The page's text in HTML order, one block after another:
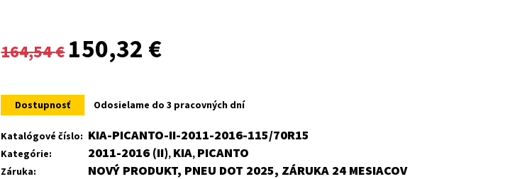
164,54€
Original
was:
164,54 €.
150,32 €
is:
150,32 €.
Dostupnosť Odosielame do 3 pracovných dní
Katalógové číslo: KIA-PICANTO-II-2011-2016-115/70R15
Kategórie: 2011-2016 (II), KIA, PICANTO
Záruka: NOVÝ PRODUKT, PNEU DOT 2025, ZÁRUKA 24 MESIACOV